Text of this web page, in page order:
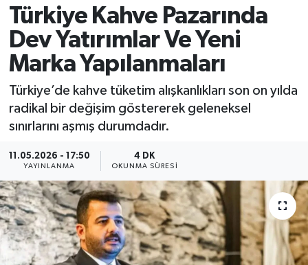
Türkiye Kahve Pazarında
Dev Yatırımlar Ve Yeni
Marka Yapılanmaları
Türkiye’de kahve tüketim alışkanlıkları son on yılda
radikal bir değişim göstererek geleneksel
sınırlarını aşmış durumdadır.
11.05.2026 - 17:50
YAYINLANMA
4 DK
OKUNMA SÜRESI
Asayiş
Turizm
Magazin
Spor
Dünya
Resmi Reklamlar
Antalya Namaz Vakitleri
Antalya Trafik Yoğunluk Haritası
Süper Lig Puan Durumu ve Fikstür
Tüm Manşetler
Haber Arşivi